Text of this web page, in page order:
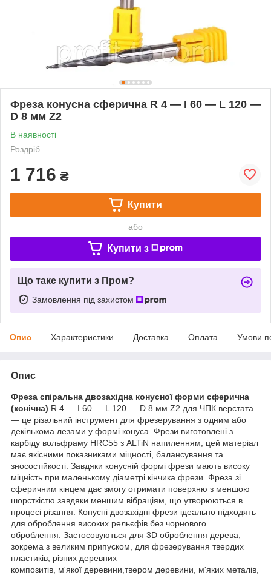
Фреза конусна сферична R 4 — I 60 — L 120 —
D 8 мм Z2
В наявності
Роздріб
1 716 ₴
Купити
або
Купити з
Що таке купити з Пром?
Замовлення під захистом
Опис Характеристики Доставка Оплата Умови
Опис
Фреза спіральна двозахідна конусної форми сферична
(конічна) R 4 — I 60 — L 120 — D 8 мм Z2 для ЧПК верстата
— це різальний інструмент для фрезерування з одним або
декількома лезами у формі конуса. Фрези виготовлені з
карбіду вольфраму HRC55 з ALTiN напиленням, цей матеріал
має якісними показниками міцності, балансування та
зносостійкості. Завдяки конусній формі фрези мають високу
міцність при маленькому діаметрі кінчика фрези. Фреза зі
сферичним кінцем дає змогу отримати поверхню з меншою
шорсткістю завдяки меншим вібраціям, що утворюються в
процесі різання. Конусні двозахідні фрези ідеально підходять
для оброблення високих рельєфів без чорнового
оброблення. Застосовуються для 3D оброблення дерева,
зокрема з великим припуском, для фрезерування твердих
пластиків, різних деревних
композитів, м'якої деревини,твером деревини, м'яких металів,